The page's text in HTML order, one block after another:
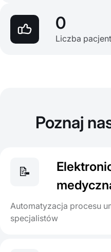
0
Liczba
Poznaj
📝
Automatyzacja procesu
specjalistów